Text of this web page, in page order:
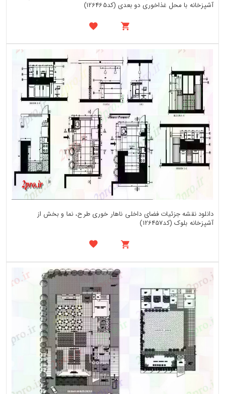
آشپزخانه با محل غذاخوری دو بعدی (کد126465)
دانلود نقشه جزئیات فضای داخلی ناهار خوری طرح، نما و بخش از
آشپزخانه بلوک (کد126457)